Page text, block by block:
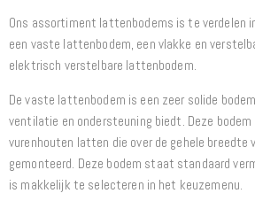
Ons assortiment lattenbodems is te verdelen
een vaste lattenbodem, een vlakke en
elektrisch verstelbare lattenbodem.
De vaste lattenbodem is een zeer solide
ventilatie en ondersteuning biedt. Deze
vurenhouten latten die over de gehele breedte
gemonteerd. Deze bodem staat standaard
is makkelijk te selecteren in het keuzemenu.